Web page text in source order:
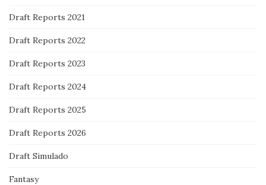
Draft Reports 2021
Draft Reports 2022
Draft Reports 2023
Draft Reports 2024
Draft Reports 2025
Draft Reports 2026
Draft Simulado
Fantasy